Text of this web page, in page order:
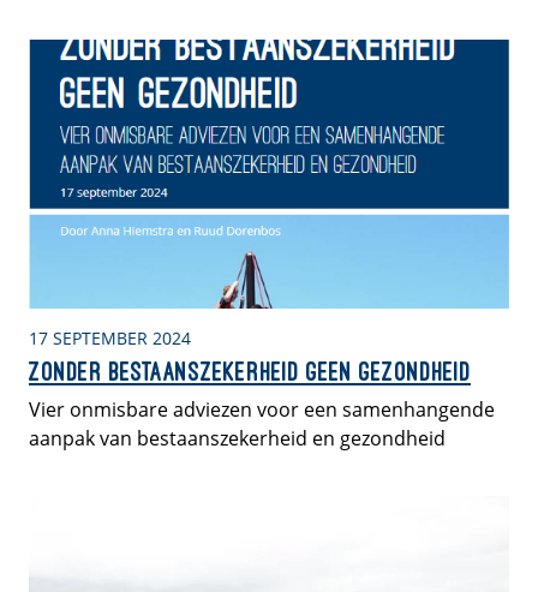
17 SEPTEMBER 2024
Zonder bestaanszekerheid geen gezondheid
Vier onmisbare adviezen voor een samenhangende
aanpak van bestaanszekerheid en gezondheid